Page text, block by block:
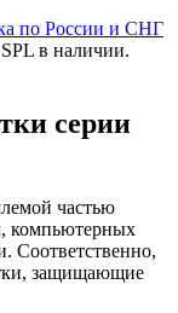
по России и СНГ
в наличии.
серии
частью
компьютерных
Соответственно,
защищающие